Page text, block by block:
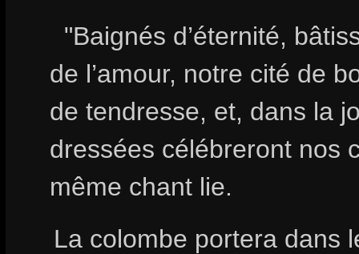
"Baignés d’éternité,
de l’amour, notre cité de
de tendresse, et, dans la
dressées célébreront nos
même chant lie.
La colombe portera dans